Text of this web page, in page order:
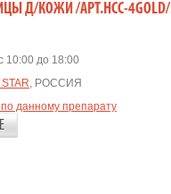
Д/КОЖИ /АРТ.НСС-4GOLD/
10:00 до 18:00
, РОССИЯ
данному препарату